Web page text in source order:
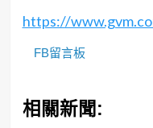
https://
FB留言板
相關新聞: